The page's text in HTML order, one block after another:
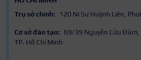
Trụ sở chính:
120 Ni Sư Huỳnh Liên,
Cơ sở đào tạo:
69/39 Nguyễn Cửu Đàm,
TP. Hồ Chí Minh